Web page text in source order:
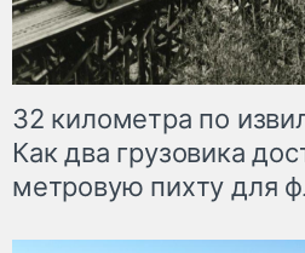
32 километра по
Как два грузовика
метровую пихту для